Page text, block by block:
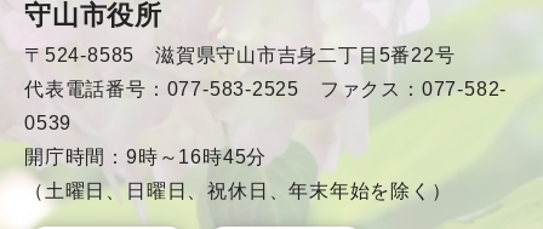
守山市役所
〒524-8585 滋賀県守山市吉身二丁目5番22号
代表電話番号：077-583-2525 ファクス：077-582-
0539
開庁時間：9時～16時45分
（土曜日、日曜日、祝休日、年末年始を除く）